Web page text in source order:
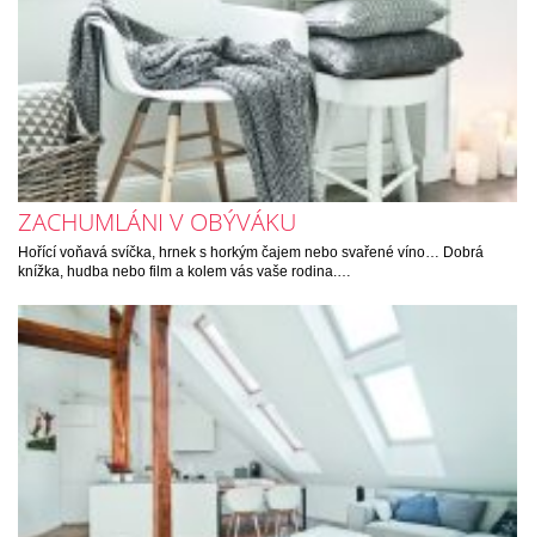
ZACHUMLÁNI V OBÝVÁKU
Hořící voňavá svíčka, hrnek s horkým čajem nebo svařené víno… Dobrá
knížka, hudba nebo film a kolem vás vaše rodina.…